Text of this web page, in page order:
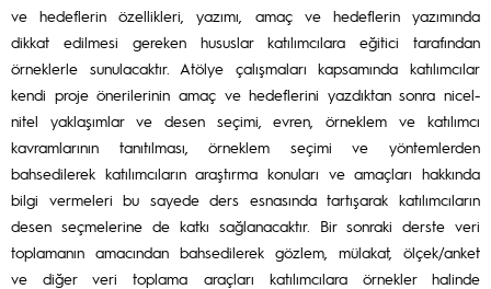
ve hedeflerin özellikleri, yazımı, amaç ve hedeflerin yazımında
dikkat edilmesi gereken hususlar katılımcılara eğitici tarafından
örneklerle sunulacaktır. Atölye çalışmaları kapsamında katılımcılar
kendi proje önerilerinin amaç ve hedeflerini yazdıktan sonra nicel-
nitel yaklaşımlar ve desen seçimi, evren, örneklem ve katılımcı
kavramlarının tanıtılması, örneklem seçimi ve yöntemlerden
bahsedilerek katılımcıların araştırma konuları ve amaçları hakkında
bilgi vermeleri bu sayede ders esnasında tartışarak katılımcıların
desen seçmelerine de katkı sağlanacaktır. Bir sonraki derste veri
toplamanın amacından bahsedilerek gözlem, mülakat, ölçek/anket
ve diğer veri toplama araçları katılımcılara örnekler halinde